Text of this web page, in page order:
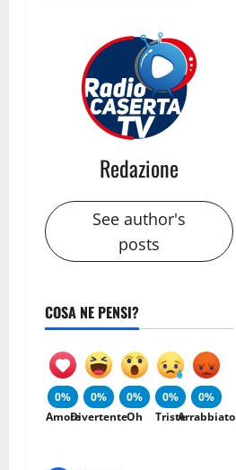
Redazione
See author's
posts
COSA NE PENSI?
0%
Amore
0%
Divertente
0%
Oh
0%
Triste
0%
Arrabbiato